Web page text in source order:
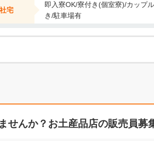
宅
即入寮OK/寮付き(個室寮)/カップ
き/駐車場有
んか？お土産品店の販売員募